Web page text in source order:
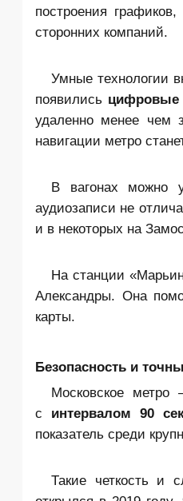
построения
сторонних компаний.
Умные технологии
появились
удаленно менее чем
навигации метро
В вагонах можно
аудиозаписи не
и в некоторых на
На станции
Александры. Она
карты.
Безопасность и
Московское
с интервалом 90
показатель среди
Такие четкость и